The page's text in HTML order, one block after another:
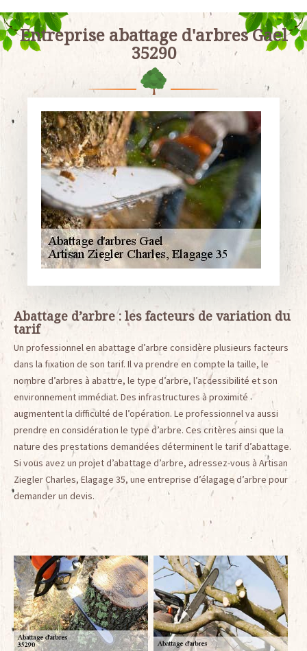
Entreprise abattage d'arbres Gael
35290
Abattage d’arbre : les facteurs de variation du
tarif
Un professionnel en abattage d’arbre considère plusieurs facteurs
dans la fixation de son tarif. Il va prendre en compte la taille, le
nombre d’arbres à abattre, le type d’arbre, l’accessibilité et son
environnement immédiat. Des infrastructures à proximité
augmentent la difficulté de l’opération. Le professionnel va aussi
prendre en considération le type d’arbre. Ces critères ainsi que la
nature des prestations demandées déterminent le tarif d’abattage.
Si vous avez un projet d’abattage d’arbre, adressez-vous à Artisan
Ziegler Charles, Elagage 35, une entreprise d’élagage d’arbre pour
demander un devis.